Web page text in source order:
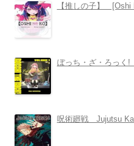
【推しの子】 [Oshi
ぼっち・ざ・ろっ
呪術廻戦 Jujutsu